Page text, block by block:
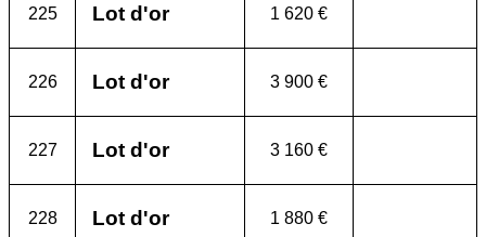
225 Lot d'or 1 620 €
226 Lot d'or 3 900 €
227 Lot d'or 3 160 €
228 Lot d'or 1 880 €